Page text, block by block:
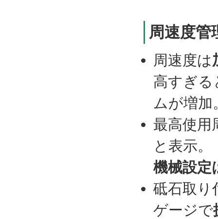
周速度管
周速度は
高すぎる
ムが増加
最高使用
と表示。
機械設定
砥石取り
ゲージで